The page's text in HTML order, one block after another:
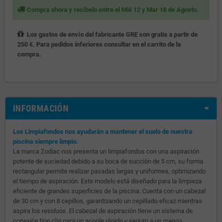
Compra ahora y recíbelo entre el Mié 12 y Mar 18 de Agosto.
Los gastos de envío del fabricante GRE son gratis a partir de
250 €. Para pedidos inferiores consultar en el carrito de la
compra.
INFORMACIÓN
Los Limpiafondos nos ayudarán a mantener el suelo de nuestra
piscina siempre limpio.
La marca Zodiac nos presenta un limpiafondos con una aspiración
potente de suciedad debido a su boca de succión de 5 cm, su forma
rectangular permite realizar pasadas largas y uniformes, optimizando
el tiempo de aspiración. Este modelo está diseñado para la limpieza
eficiente de grandes superficies de la piscina. Cuenta con un cabezal
de 30 cm y con 8 cepillos, garantizando un cepillado eficaz mientras
aspira los residuos. El cabezal de aspiración tiene un sistema de